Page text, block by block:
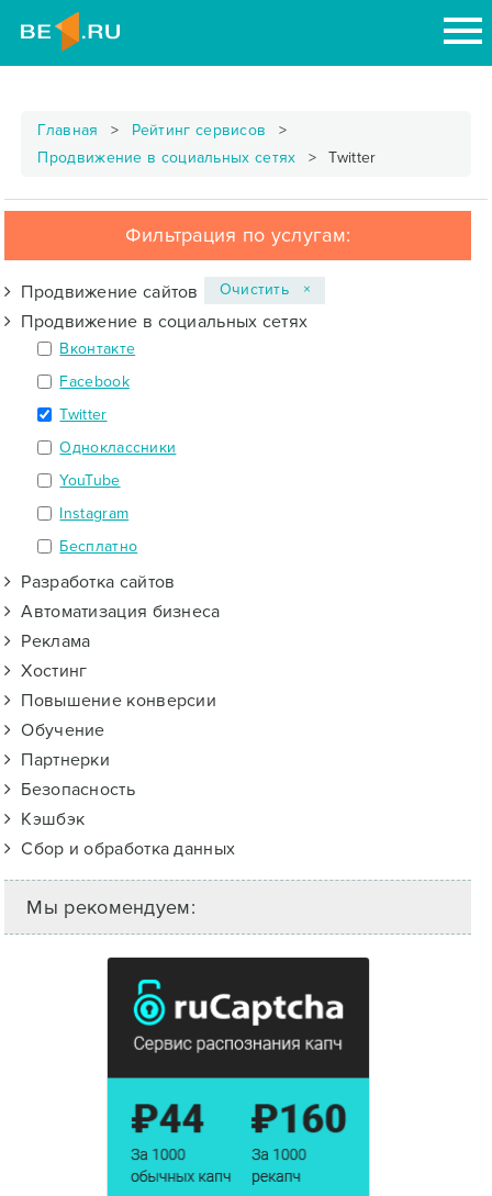
Главная
Рейтинг сервисов
Продвижение в социальных сетях
Twitter
Фильтрация по услугам:
Продвижение сайтов
Продвижение в социальных сетях
Вконтакте
Facebook
Twitter
Одноклассники
YouTube
Instagram
Бесплатно
Разработка сайтов
Автоматизация бизнеса
Реклама
Хостинг
Повышение конверсии
Обучение
Партнерки
Безопасность
Кэшбэк
Сбор и обработка данных
Очистить ×
Мы рекомендуем: